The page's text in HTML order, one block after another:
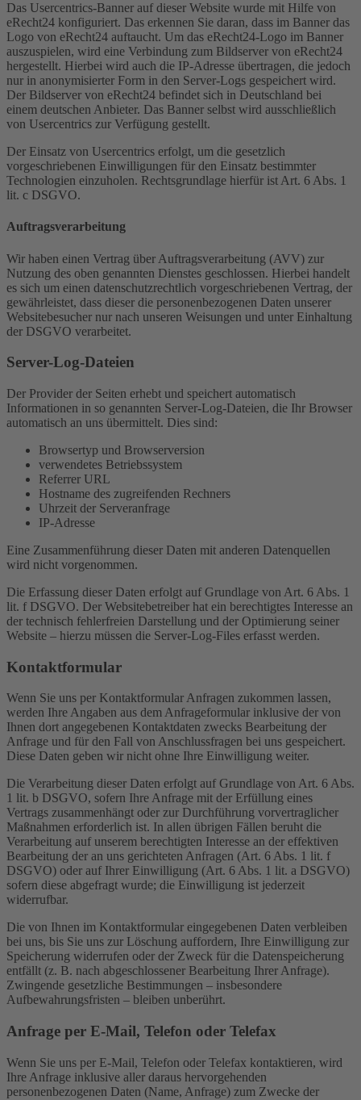
Das Usercentrics-Banner auf dieser Website wurde mit Hilfe von
eRecht24 konfiguriert. Das erkennen Sie daran, dass im Banner das
Logo von eRecht24 auftaucht. Um das eRecht24-Logo im Banner
auszuspielen, wird eine Verbindung zum Bildserver von eRecht24
hergestellt. Hierbei wird auch die IP-Adresse übertragen, die jedoch
nur in anonymisierter Form in den Server-Logs gespeichert wird.
Der Bildserver von eRecht24 befindet sich in Deutschland bei
einem deutschen Anbieter. Das Banner selbst wird ausschließlich
von Usercentrics zur Verfügung gestellt.
Der Einsatz von Usercentrics erfolgt, um die gesetzlich
vorgeschriebenen Einwilligungen für den Einsatz bestimmter
Technologien einzuholen. Rechtsgrundlage hierfür ist Art. 6 Abs. 1
lit. c DSGVO.
Auftragsverarbeitung
Wir haben einen Vertrag über Auftragsverarbeitung (AVV) zur
Nutzung des oben genannten Dienstes geschlossen. Hierbei handelt
es sich um einen datenschutzrechtlich vorgeschriebenen Vertrag, der
gewährleistet, dass dieser die personenbezogenen Daten unserer
Websitebesucher nur nach unseren Weisungen und unter Einhaltung
der DSGVO verarbeitet.
Server-Log-Dateien
Der Provider der Seiten erhebt und speichert automatisch
Informationen in so genannten Server-Log-Dateien, die Ihr Browser
automatisch an uns übermittelt. Dies sind:
Browsertyp und Browserversion
verwendetes Betriebssystem
Referrer URL
Hostname des zugreifenden Rechners
Uhrzeit der Serveranfrage
IP-Adresse
Eine Zusammenführung dieser Daten mit anderen Datenquellen
wird nicht vorgenommen.
Die Erfassung dieser Daten erfolgt auf Grundlage von Art. 6 Abs. 1
lit. f DSGVO. Der Websitebetreiber hat ein berechtigtes Interesse an
der technisch fehlerfreien Darstellung und der Optimierung seiner
Website – hierzu müssen die Server-Log-Files erfasst werden.
Kontaktformular
Wenn Sie uns per Kontaktformular Anfragen zukommen lassen,
werden Ihre Angaben aus dem Anfrageformular inklusive der von
Ihnen dort angegebenen Kontaktdaten zwecks Bearbeitung der
Anfrage und für den Fall von Anschlussfragen bei uns gespeichert.
Diese Daten geben wir nicht ohne Ihre Einwilligung weiter.
Die Verarbeitung dieser Daten erfolgt auf Grundlage von Art. 6 Abs.
1 lit. b DSGVO, sofern Ihre Anfrage mit der Erfüllung eines
Vertrags zusammenhängt oder zur Durchführung vorvertraglicher
Maßnahmen erforderlich ist. In allen übrigen Fällen beruht die
Verarbeitung auf unserem berechtigten Interesse an der effektiven
Bearbeitung der an uns gerichteten Anfragen (Art. 6 Abs. 1 lit. f
DSGVO) oder auf Ihrer Einwilligung (Art. 6 Abs. 1 lit. a DSGVO)
sofern diese abgefragt wurde; die Einwilligung ist jederzeit
widerrufbar.
Die von Ihnen im Kontaktformular eingegebenen Daten verbleiben
bei uns, bis Sie uns zur Löschung auffordern, Ihre Einwilligung zur
Speicherung widerrufen oder der Zweck für die Datenspeicherung
entfällt (z. B. nach abgeschlossener Bearbeitung Ihrer Anfrage).
Zwingende gesetzliche Bestimmungen – insbesondere
Aufbewahrungsfristen – bleiben unberührt.
Anfrage per E-Mail, Telefon oder Telefax
Wenn Sie uns per E-Mail, Telefon oder Telefax kontaktieren, wird
Ihre Anfrage inklusive aller daraus hervorgehenden
personenbezogenen Daten (Name, Anfrage) zum Zwecke der